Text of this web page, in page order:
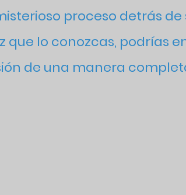
proceso detrás de
que lo conozcas, podrías
de una manera